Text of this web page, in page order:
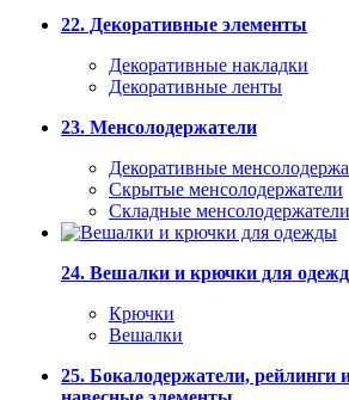
22. Декоративные элементы
Декоративные накладки
Декоративные ленты
23. Менсолодержатели
Декоративные
Скрытые менсолодержатели
Складные менсолодержатели
24. Вешалки и крючки для
Крючки
Вешалки
25. Бокалодержатели, рейлинги